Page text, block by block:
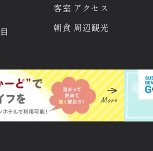
客室
朝食
アクセス
周辺観光